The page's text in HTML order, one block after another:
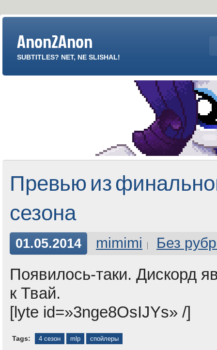
Anon2Anon
SUBTITLES? NET, NE SLISHAL!
Превью из
сезона
01.05.2014 mimimi Без
Появилось-таки. Дискорд
к Твай.
[lyte id=»3nge8OsIJYs» /]
Tags: 4 сезон mlp спойлеры